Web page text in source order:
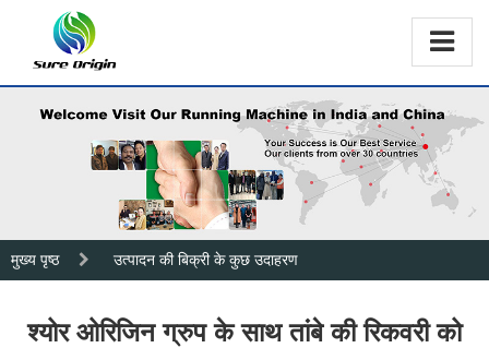
मुख्य पृष्ठ उत्पादन की बिक्री के कुछ उदाहरण
श्योर ओरिजिन ग्रुप के साथ तांबे की रिकवरी को